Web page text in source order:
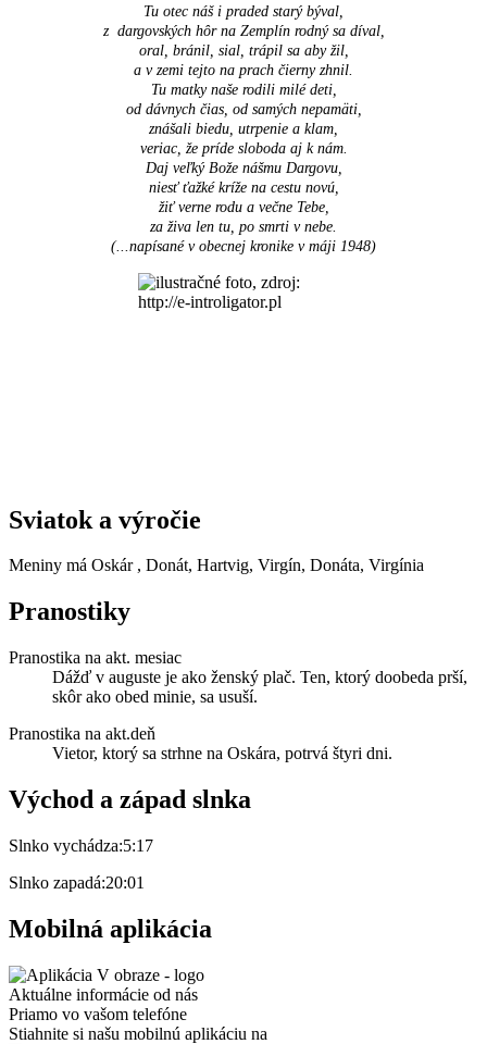
Tu otec náš i praded starý býval,
z dargovských hôr na Zemplín rodný sa díval,
oral, bránil, sial, trápil sa aby žil,
a v zemi tejto na prach čierny zhnil.
Tu matky naše rodili milé deti,
od dávnych čias, od samých nepamäti,
znášali biedu, utrpenie a klam,
veriac, že príde sloboda aj k nám.
Daj veľký Bože nášmu Dargovu,
niesť ťažké kríže na cestu novú,
žiť verne rodu a večne Tebe,
za živa len tu, po smrti v nebe.
(...napísané v obecnej kronike v máji 1948)
Sviatok a výročie
Meniny má Oskár , Donát, Hartvig, Virgín, Donáta, Virgínia
Pranostiky
Pranostika na akt. mesiac
Dážď v auguste je ako ženský plač. Ten, ktorý doobeda prší,
skôr ako obed minie, sa usuší.
Pranostika na akt.deň
Vietor, ktorý sa strhne na Oskára, potrvá štyri dni.
Východ a západ slnka
Slnko vychádza:5:17
Slnko zapadá:20:01
Mobilná aplikácia
Aktuálne informácie od nás
Priamo vo vašom telefóne
Stiahnite si našu mobilnú aplikáciu na